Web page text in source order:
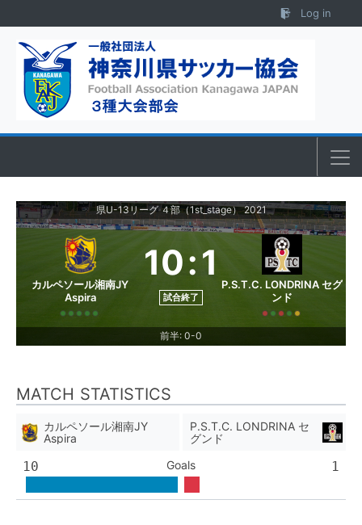
Log in
県U-13リーグ ４部（1st_stage） 2021
カルペソール湘南JY
Aspira
10:1
試合終了
P.S.T.C. LONDRINA セグ
ンド
前半: 0-0
MATCH STATISTICS
カルペソール湘南JY
Aspira
P.S.T.C. LONDRINA セ
グンド
10 Goals 1